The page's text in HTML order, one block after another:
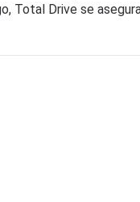
Total Drive se